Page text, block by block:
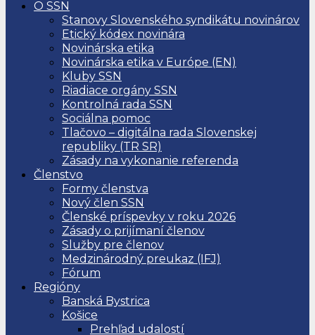
O SSN
Stanovy Slovenského syndikátu novinárov
Etický kódex novinára
Novinárska etika
Novinárska etika v Európe (EN)
Kluby SSN
Riadiace orgány SSN
Kontrolná rada SSN
Sociálna pomoc
Tlačovo – digitálna rada Slovenskej
republiky (TR SR)
Zásady na vykonanie referenda
Členstvo
Formy členstva
Nový člen SSN
Členské príspevky v roku 2026
Zásady o prijímaní členov
Služby pre členov
Medzinárodný preukaz (IFJ)
Fórum
Regióny
Banská Bystrica
Košice
Prehľad udalostí